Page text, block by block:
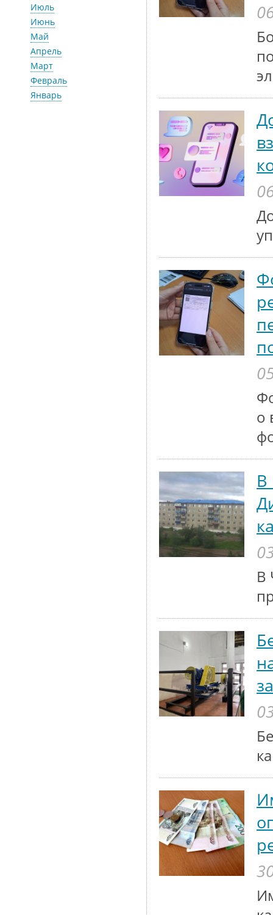
Июль
Июнь
Май
Апрель
Март
Февраль
Январь
о
В
В